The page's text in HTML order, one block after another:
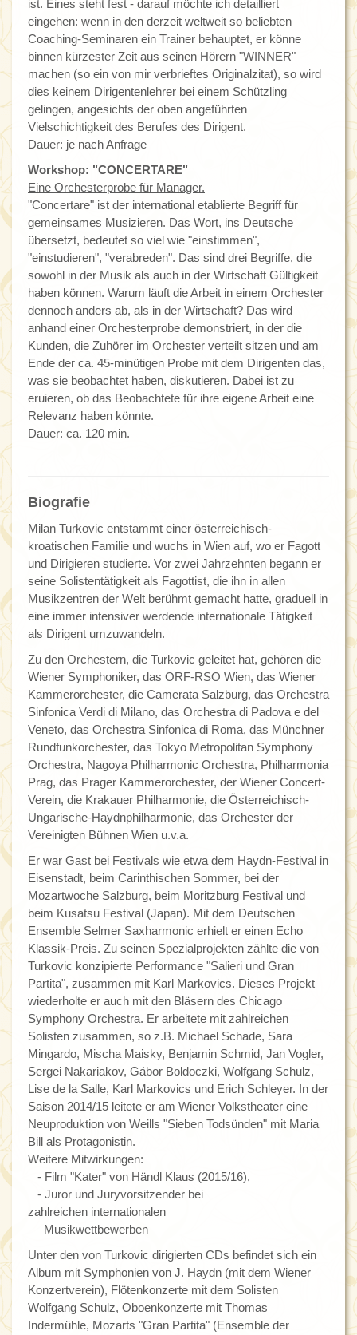
ist. Eines steht fest - darauf möchte ich detailliert
eingehen: wenn in den derzeit weltweit so beliebten
Coaching-Seminaren ein Trainer behauptet, er könne
binnen kürzester Zeit aus seinen Hörern "WINNER"
machen (so ein von mir verbrieftes Originalzitat), so wird
dies keinem Dirigentenlehrer bei einem Schützling
gelingen, angesichts der oben angeführten
Vielschichtigkeit des Berufes des Dirigent.
Dauer: je nach Anfrage
Workshop: "CONCERTARE"
Eine Orchesterprobe für Manager.
"Concertare" ist der international etablierte Begriff für
gemeinsames Musizieren. Das Wort, ins Deutsche
übersetzt, bedeutet so viel wie "einstimmen",
"einstudieren", "verabreden". Das sind drei Begriffe, die
sowohl in der Musik als auch in der Wirtschaft Gültigkeit
haben können. Warum läuft die Arbeit in einem Orchester
dennoch anders ab, als in der Wirtschaft? Das wird
anhand einer Orchesterprobe demonstriert, in der die
Kunden, die Zuhörer im Orchester verteilt sitzen und am
Ende der ca. 45-minütigen Probe mit dem Dirigenten das,
was sie beobachtet haben, diskutieren. Dabei ist zu
eruieren, ob das Beobachtete für ihre eigene Arbeit eine
Relevanz haben könnte.
Dauer: ca. 120 min.
Biografie
Milan Turkovic entstammt einer österreichisch-
kroatischen Familie und wuchs in Wien auf, wo er Fagott
und Dirigieren studierte. Vor zwei Jahrzehnten begann er
seine Solistentätigkeit als Fagottist, die ihn in allen
Musikzentren der Welt berühmt gemacht hatte, graduell in
eine immer intensiver werdende internationale Tätigkeit
als Dirigent umzuwandeln.
Zu den Orchestern, die Turkovic geleitet hat, gehören die
Wiener Symphoniker, das ORF-RSO Wien, das Wiener
Kammerorchester, die Camerata Salzburg, das Orchestra
Sinfonica Verdi di Milano, das Orchestra di Padova e del
Veneto, das Orchestra Sinfonica di Roma, das Münchner
Rundfunkorchester, das Tokyo Metropolitan Symphony
Orchestra, Nagoya Philharmonic Orchestra, Philharmonia
Prag, das Prager Kammerorchester, der Wiener Concert-
Verein, die Krakauer Philharmonie, die Österreichisch-
Ungarische-Haydnphilharmonie, das Orchester der
Vereinigten Bühnen Wien u.v.a.
Er war Gast bei Festivals wie etwa dem Haydn-Festival in
Eisenstadt, beim Carinthischen Sommer, bei der
Mozartwoche Salzburg, beim Moritzburg Festival und
beim Kusatsu Festival (Japan). Mit dem Deutschen
Ensemble Selmer Saxharmonic erhielt er einen Echo
Klassik-Preis. Zu seinen Spezialprojekten zählte die von
Turkovic konzipierte Performance "Salieri und Gran
Partita", zusammen mit Karl Markovics. Dieses Projekt
wiederholte er auch mit den Bläsern des Chicago
Symphony Orchestra. Er arbeitete mit zahlreichen
Solisten zusammen, so z.B. Michael Schade, Sara
Mingardo, Mischa Maisky, Benjamin Schmid, Jan Vogler,
Sergei Nakariakov, Gábor Boldoczki, Wolfgang Schulz,
Lise de la Salle, Karl Markovics und Erich Schleyer. In der
Saison 2014/15 leitete er am Wiener Volkstheater eine
Neuproduktion von Weills "Sieben Todsünden" mit Maria
Bill als Protagonistin.
Weitere Mitwirkungen:
- Film "Kater" von Händl Klaus (2015/16),
- Juror und Juryvorsitzender bei
zahlreichen internationalen
Musikwettbewerben
Unter den von Turkovic dirigierten CDs befindet sich ein
Album mit Symphonien von J. Haydn (mit dem Wiener
Konzertverein), Flötenkonzerte mit dem Solisten
Wolfgang Schulz, Oboenkonzerte mit Thomas
Indermühle, Mozarts "Gran Partita" (Ensemble der